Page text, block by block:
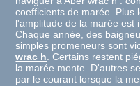
coefficients de marée. Plus
l'amplitude de la marée est
Chaque année, des
simples promeneurs sont
wrac h. Certains restent
la marée monte. D'autres
par le courant lorsque la